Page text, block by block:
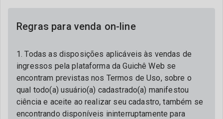
Regras para venda on-line
1. Todas as disposições aplicáveis às vendas de
ingressos pela plataforma da Guichê Web se
encontram previstas nos Termos de Uso, sobre o
qual todo(a) usuário(a) cadastrado(a) manifestou
ciência e aceite ao realizar seu cadastro, também se
encontrando disponíveis ininterruptamente para